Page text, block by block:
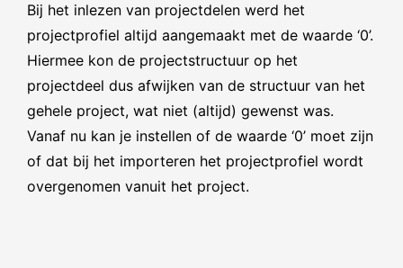
Bij het inlezen van projectdelen werd het
projectprofiel altijd aangemaakt met de waarde ‘0’.
Hiermee kon de projectstructuur op het
projectdeel dus afwijken van de structuur van het
gehele project, wat niet (altijd) gewenst was.
Vanaf nu kan je instellen of de waarde ‘0’ moet zijn
of dat bij het importeren het projectprofiel wordt
overgenomen vanuit het project.